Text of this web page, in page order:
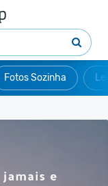
Fotos Sozinha